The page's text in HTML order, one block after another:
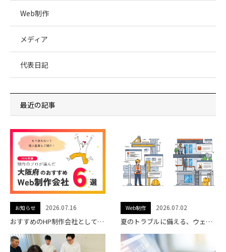
Web制作
メディア
代表日記
最近の記事
お知らせ 2026.07.16
おすすめのHP制作会社として名古屋の制作会社・株式会社フォイスに紹介されました。
Web制作 2026.07.02
夏のトラブルに備える、ウェブサイトの「もしも」チェック